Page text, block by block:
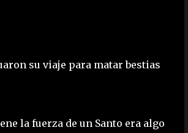
su viaje para matar bestias
la fuerza de un Santo era algo